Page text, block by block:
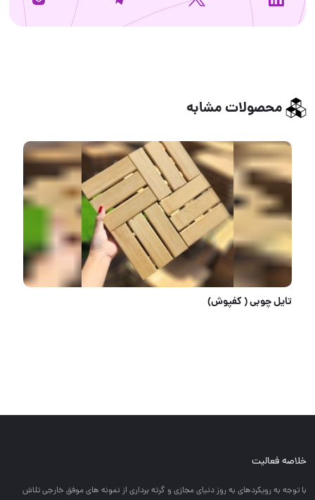
محصولات مشابه
تایل چوبی ( کفپوش)
خلاصه فعالیت
با توجه به رويكردهاي به روز دنياي مجازي و گرته برداري از نمونه هاي موفق خارجي تلاش